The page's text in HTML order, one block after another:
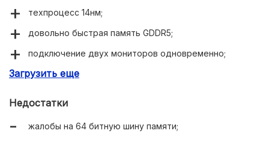
техпроцесс 14нм;
довольно быстрая память GDDR5;
подключение двух мониторов одновременно;
HDMI 2.0b;
Загрузить еще
Недостатки
жалобы на 64 битную шину памяти;